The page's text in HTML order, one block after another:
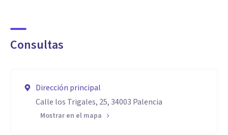
Consultas
Dirección principal
Calle los Trigales, 25, 34003 Palencia
Mostrar en el mapa